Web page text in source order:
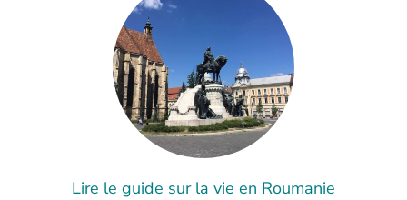
Lire le guide sur la vie en Roumanie